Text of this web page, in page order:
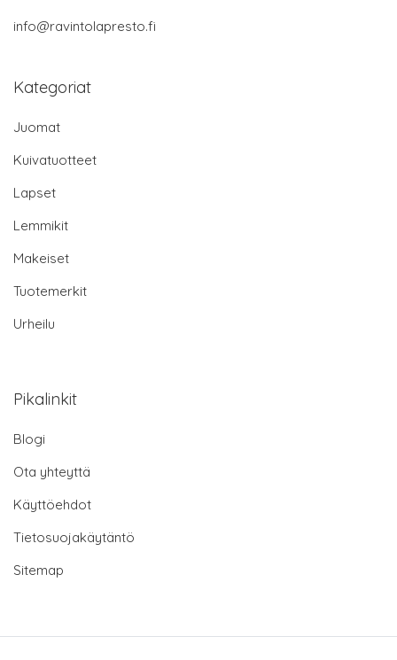
info@ravintolapresto.fi
Kategoriat
Juomat
Kuivatuotteet
Lapset
Lemmikit
Makeiset
Tuotemerkit
Urheilu
Pikalinkit
Blogi
Ota yhteyttä
Käyttöehdot
Tietosuojakäytäntö
Sitemap